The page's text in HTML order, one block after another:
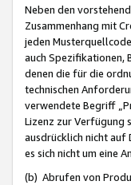
Neben den
Zusammenhang mit
jeden
auch Spezifikationen,
denen die für die
technischen
verwendete Begriff
Lizenz zur Verfügung
ausdrücklich nicht auf
es sich nicht um eine
(b) Abrufen von